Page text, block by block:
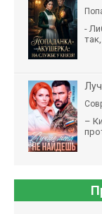
-
так,...
–